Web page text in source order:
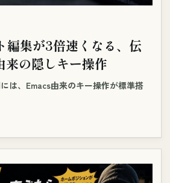
編集が3倍速くなる、伝
来の隠しキー操作
は、Emacs由来のキー操作が標準搭